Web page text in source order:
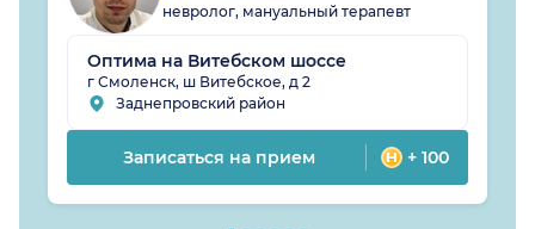
невролог, мануальный терапевт
Оптима на Витебском шоссе
г Смоленск, ш Витебское, д 2
Заднепровский район
Записаться на прием + 100